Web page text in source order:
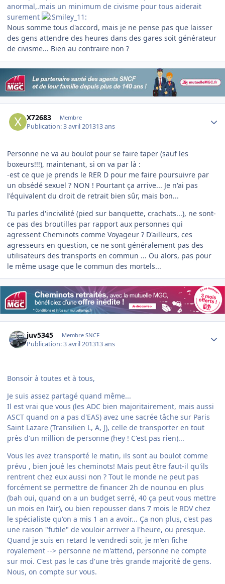
anormal,.mais un minimum de civisme pour tous aiderait
surement
Nous somme tous d'accord, mais je ne pense pas que laisser
des gens attendre des heures dans des gares soit générateur
de civisme... Bien au contraire non ?
X72683 Membre
Publication:3 avril 201313 ans
Personne ne va au boulot pour se faire taper (sauf les
boxeurs!!!), maintenant, si on va par là :
-est ce que je prends le RER D pour me faire poursuivre par
un obsédé sexuel ? NON ! Pourtant ça arrive... Je n'ai pas
l'équivalent du droit de retrait bien sûr, mais bon...
Tu parles d'incivilité (pied sur banquette, crachats...), ne sont-
ce pas des broutilles par rapport aux personnes qui
agressent Cheminots comme Voyageur ? D'ailleurs, ces
agresseurs en question, ce ne sont généralement pas des
utilisateurs des transports en commun ... Ou alors, pas pour
le même usage que le commun des mortels...
juv5345 Membre SNCF
Publication:3 avril 201313 ans
Bonsoir à toutes et à tous,
Je suis assez partagé quand même...
Il est vrai que vous (les ADC bien majoritairement, mais aussi
ASCT quand on a pas d'EAS) avez une sacrée tâche sur Paris
Saint Lazare (Transilien L, A, J), celle de transporter en tout
près d'un million de personne (hey ! C'est pas rien)...
Vous les avez transporté le matin, ils sont au boulot comme
prévu , bien joué les cheminots! Mais peut être faut-il qu'ils
rentrent chez eux aussi non ? Tout le monde ne peut pas
forcément se permettre de financer 2h de nounou en plus
(bah oui, quand on a un budget serré, 40 ça peut vous mettre
un mois en l'air), ou bien repousser dans 7 mois le RDV chez
le spécialiste qu'on a mis 1 an a avoir... Ça non plus, c'est pas
une raison "futile" de vouloir arriver a l'heure, ou presque.
Quand je suis en retard le vendredi soir, je m'en fiche
royalement --> personne ne m'attend, personne ne compte
sur moi. C'est pas le cas d'une très grande majorité de gens.
Nous, on compte sur vous.